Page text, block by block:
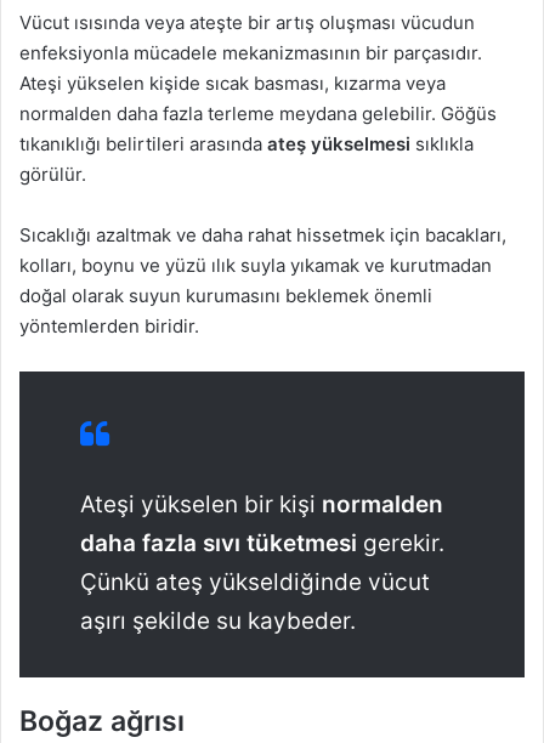
Vücut ısısında veya ateşte bir artış oluşması vücudun
enfeksiyonla mücadele mekanizmasının bir parçasıdır.
Ateşi yükselen kişide sıcak basması, kızarma veya
normalden daha fazla terleme meydana gelebilir. Göğüs
tıkanıklığı belirtileri arasında ateş yükselmesi sıklıkla
görülür.
Sıcaklığı azaltmak ve daha rahat hissetmek için bacakları,
kolları, boynu ve yüzü ılık suyla yıkamak ve kurutmadan
doğal olarak suyun kurumasını beklemek önemli
yöntemlerden biridir.
Ateşi yükselen bir kişi normalden
daha fazla sıvı tüketmesi gerekir.
Çünkü ateş yükseldiğinde vücut
aşırı şekilde su kaybeder.
Boğaz ağrısı